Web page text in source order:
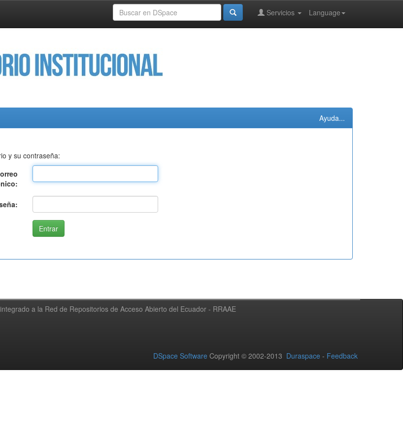
Language
Servicios
Ayuda...
y su contraseña:
a la Red de Repositorios de Acceso Abierto del Ecuador - RRAAE
DSpace Software Copyright © 2002-2013 Duraspace - Feedback